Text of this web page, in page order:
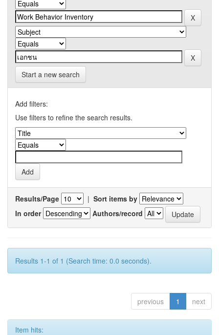
Start a new search
Add filters:
Use filters to refine the search results.
Results/Page | Sort items by
In order
Authors/record
Results 1-1 of 1 (Search time: 0.0 seconds).
previous 1 next
Item hits: